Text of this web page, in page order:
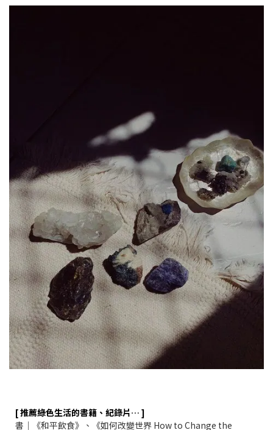
[ 推薦綠色生活的書籍、紀錄片… ]
書｜《和平飲食》、《如何改變世界 How to Change the